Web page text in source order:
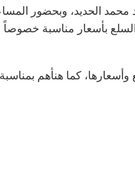
محمد الحديد، وبحضور
بأسعار مناسبة خصوصاً
كما هنأهم بمناسبة